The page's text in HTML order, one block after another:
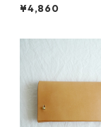
¥4,860